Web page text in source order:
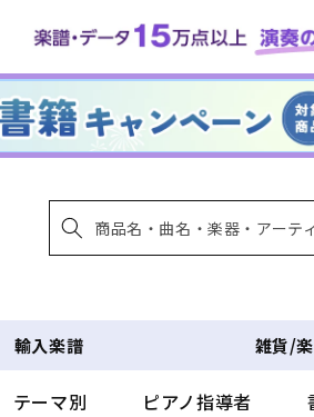
テーマ別 ピアノ指導者
輸入楽譜 雑貨/